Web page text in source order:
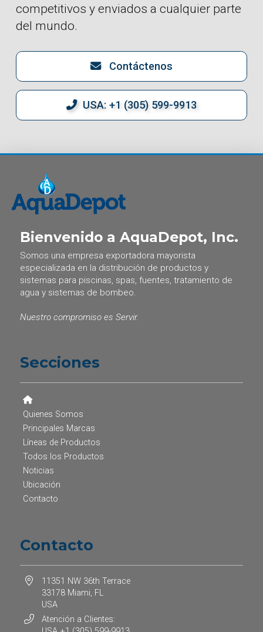
competitivos y enviados a cualquier parte
del mundo.
Contáctenos
USA: +1 (305) 599-9913
Bienvenido a AquaDepot, Inc.
Somos una empresa exportadora mayorista
especializada en la distribución de productos y
sistemas para piscinas, spas, fuentes, tratamiento de
agua y sistemas de bombeo.
Nuestro compromiso es Servir.
Secciones
Quienes Somos
Principales Marcas
Líneas de Productos
Todos los Productos
Noticias
Ubicación
Contacto
Contacto
11351 NW 36th Terrace
33178 Miami, FL
USA
Atención a Clientes: